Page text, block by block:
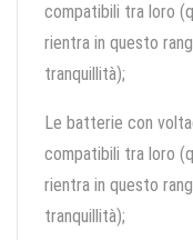
compatibili tra loro
rientra in questo
tranquillità);
Le batterie con
compatibili tra loro
rientra in questo
tranquillità);